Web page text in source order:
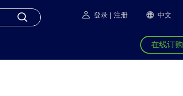
登录 | 注册 中文
在线订购